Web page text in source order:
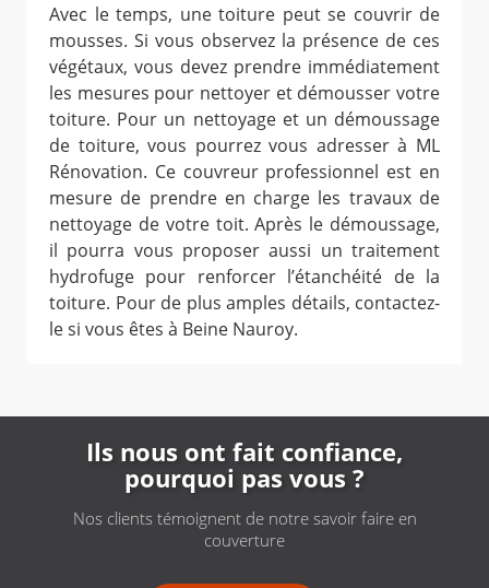
Avec le temps, une toiture peut se couvrir de
mousses. Si vous observez la présence de ces
végétaux, vous devez prendre immédiatement
les mesures pour nettoyer et démousser votre
toiture. Pour un nettoyage et un démoussage
de toiture, vous pourrez vous adresser à ML
Rénovation. Ce couvreur professionnel est en
mesure de prendre en charge les travaux de
nettoyage de votre toit. Après le démoussage,
il pourra vous proposer aussi un traitement
hydrofuge pour renforcer l’étanchéité de la
toiture. Pour de plus amples détails, contactez-
le si vous êtes à Beine Nauroy.
Ils nous ont fait confiance,
pourquoi pas vous ?
Nos clients témoignent de notre savoir faire en
couverture